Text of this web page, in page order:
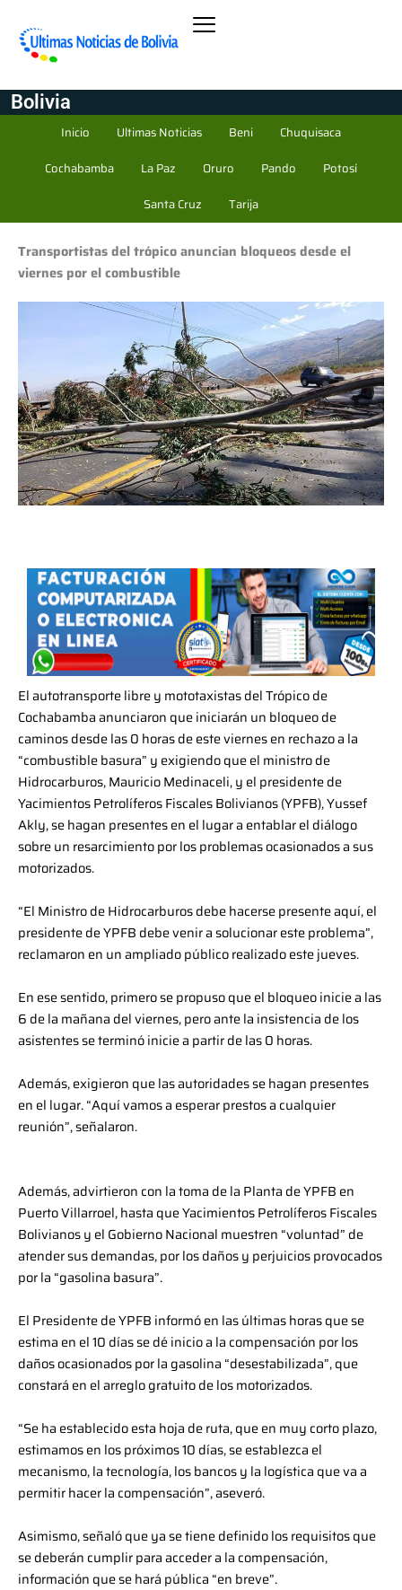
Bolivia
Inicio Ultimas Noticias Beni
Chuquisaca
Cochabamba
La Paz Oruro Pando
Potosí
Santa Cruz
Tarija
Transportistas del trópico anuncian bloqueos desde el
viernes por el combustible
El autotransporte libre y mototaxistas del Trópico de
Cochabamba anunciaron que iniciarán un bloqueo de
caminos desde las 0 horas de este viernes en rechazo a la
“combustible basura” y exigiendo que el ministro de
Hidrocarburos, Mauricio Medinaceli, y el presidente de
Yacimientos Petrolíferos Fiscales Bolivianos (YPFB), Yussef
Akly, se hagan presentes en el lugar a entablar el diálogo
sobre un resarcimiento por los problemas ocasionados a sus
motorizados.
“El Ministro de Hidrocarburos debe hacerse presente aquí, el
presidente deYPFB debe venir a solucionar este problema”,
reclamaron en un ampliado público realizado este jueves.
En ese sentido, primero se propuso que el bloqueo inicie a las
6 de la mañana del viernes, pero ante la insistencia de los
asistentes se terminó inicie a partir de las 0 horas.
Además, exigieron que las autoridades se hagan presentes
en el lugar. “Aquí vamos a esperar prestos a cualquier
reunión”, señalaron.
Además, advirtieron con la toma de la Planta deYPFB en
Puerto Villarroel, hasta que Yacimientos Petrolíferos Fiscales
Bolivianos y el Gobierno Nacional muestren “voluntad” de
atender sus demandas, por los daños y perjuicios provocados
por la “gasolina basura”.
El Presidente deYPFB informó en las últimas horas que se
estima en el 10 días se dé inicio a la compensación por los
daños ocasionados por la gasolina “desestabilizada”, que
constará en el arreglo gratuito de los motorizados.
“Se ha establecido esta hoja de ruta, que en muy corto plazo,
estimamos en los próximos 10 días, se establezca el
mecanismo, la tecnología, los bancos y la logística que va a
permitir hacer la compensación”, aseveró.
Asimismo, señaló que ya se tiene definido los requisitos que
se deberán cumplir para acceder a la compensación,
información que se hará pública “en breve”.